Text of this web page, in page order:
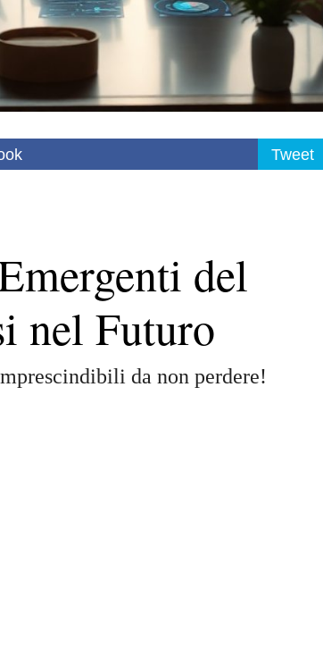
Tweet
del
nel Futuro
da non perdere!